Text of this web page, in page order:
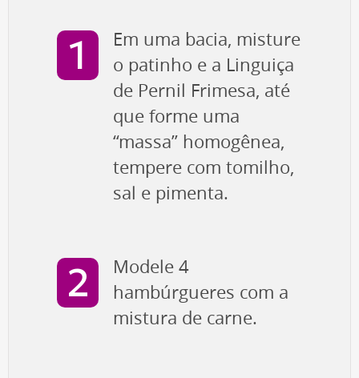
Em uma bacia, misture
o patinho e a Linguiça
de Pernil Frimesa, até
que forme uma
“massa” homogênea,
tempere com tomilho,
sal e pimenta.
Modele 4
hambúrgueres com a
mistura de carne.